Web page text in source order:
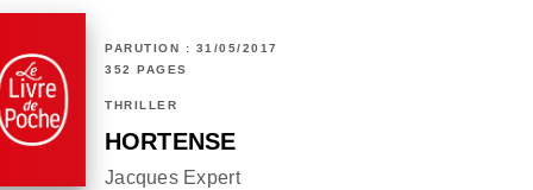
PARUTION : 31/05/2017
352 PAGES
THRILLER
HORTENSE
Jacques Expert